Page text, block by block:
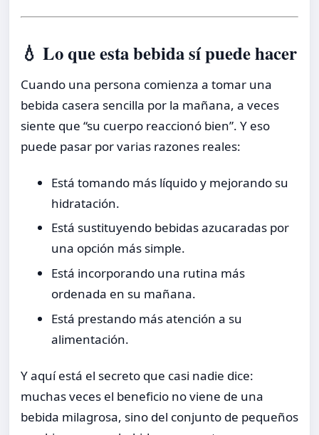
💧 Lo que esta bebida sí puede hacer
Cuando una persona comienza a tomar una
bebida casera sencilla por la mañana, a veces
siente que “su cuerpo reaccionó bien”. Y eso
puede pasar por varias razones reales:
Está tomando más líquido y mejorando su
hidratación.
Está sustituyendo bebidas azucaradas por
una opción más simple.
Está incorporando una rutina más
ordenada en su mañana.
Está prestando más atención a su
alimentación.
Y aquí está el secreto que casi nadie dice:
muchas veces el beneficio no viene de una
bebida milagrosa, sino del conjunto de pequeños